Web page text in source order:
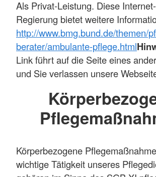
Als Privat-Leistung. Diese
Regierung bietet weitere
http://www.bmg.bund.de/themen/
berater/ambulante-pflege.html
Link führt auf die Seite eines
und Sie verlassen unsere
Körperbezogene
wichtige Tätigkeit unseres